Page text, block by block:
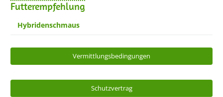
Futterempfehlung
Hybridenschmaus
Vermittlungsbedingungen
Schutzvertrag